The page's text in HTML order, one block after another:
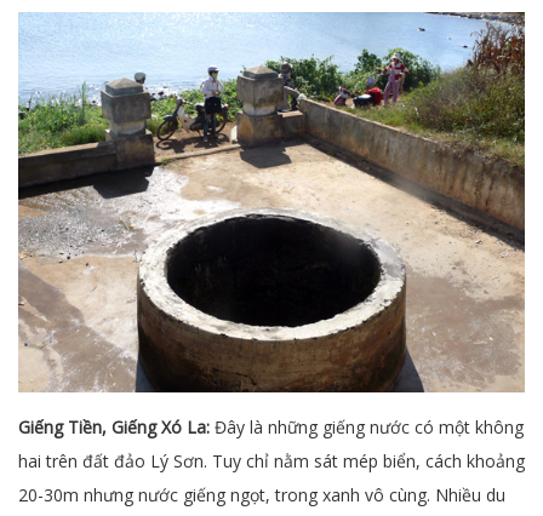
Giếng Tiền, Giếng Xó La: Đây là những giếng nước có một không
hai trên đất đảo Lý Sơn. Tuy chỉ nằm sát mép biển, cách khoảng
20-30m nhưng nước giếng ngọt, trong xanh vô cùng. Nhiều du